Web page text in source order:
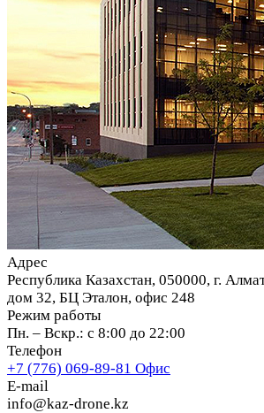
Адрес
Республика Казахстан, 050000, г.
дом 32, БЦ Эталон, офис 248
Режим работы
Пн. – Вскр.: с 8:00 до 22:00
Телефон
+7 (776) 069-89-81 Офис
E-mail
info@kaz-drone.kz